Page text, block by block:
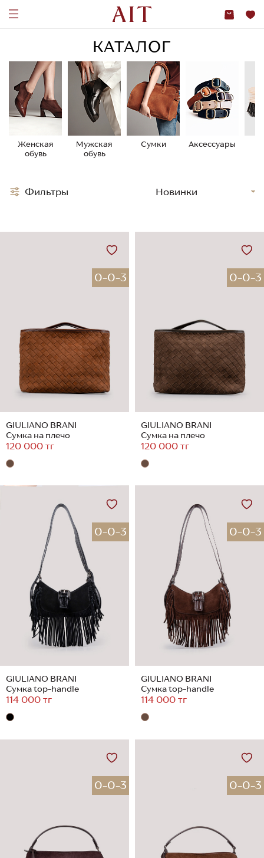
КАТАЛОГ
Женская
обувь
Мужская
обувь
Сумки Аксессуары
0-0-3
GIULIANO BRANI
Сумка на плечо
120 000 тг
0-0-3
GIULIANO BRANI
Сумка на плечо
120 000 тг
0-0-3
GIULIANO BRANI
Сумка top-handle
114 000 тг
0-0-3
GIULIANO BRANI
Сумка top-handle
114 000 тг
0-0-3 0-0-3
Фильтры